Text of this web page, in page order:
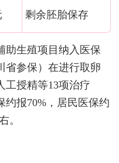
剩余胚胎保存
助生殖项目纳入医保
省参保）在进行取卵
工授精等13项治疗
约报70%，居民医保约
。